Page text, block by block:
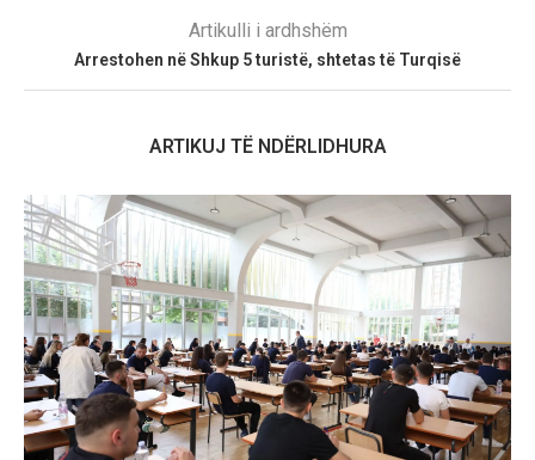
Artikulli i ardhshëm
Arrestohen në Shkup 5 turistë, shtetas të Turqisë
ARTIKUJ TË NDËRLIDHURA